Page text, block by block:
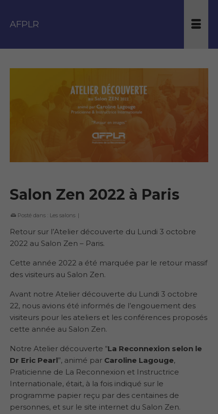
AFPLR
Salon Zen 2022 à Paris
Posté dans : Les salons |
Retour sur l’Atelier découverte du Lundi 3 octobre
2022 au Salon Zen – Paris.
Cette année 2022 a été marquée par le retour massif
des visiteurs au Salon Zen.
Avant notre Atelier découverte du Lundi 3 octobre
22, nous avions été informés de l’engouement des
visiteurs pour les ateliers et les conférences proposés
cette année au Salon Zen.
Notre Atelier découverte “La Reconnexion selon le
Dr Eric Pearl”, animé par Caroline Lagouge,
Praticienne de La Reconnexion et Instructrice
Internationale, était, à la fois indiqué sur le
programme papier reçu par des centaines de
personnes, et sur le site internet du Salon Zen.